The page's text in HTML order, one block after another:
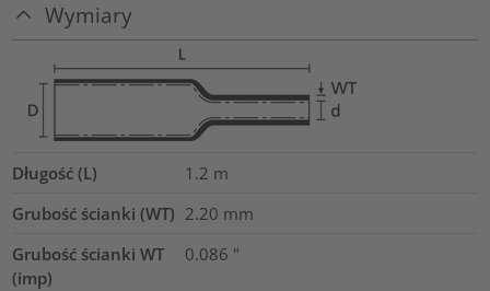
Wymiary
Długość (L) 1.2 m
Grubość ścianki (WT) 2.20 mm
Grubość ścianki WT
(imp)
0.086 "